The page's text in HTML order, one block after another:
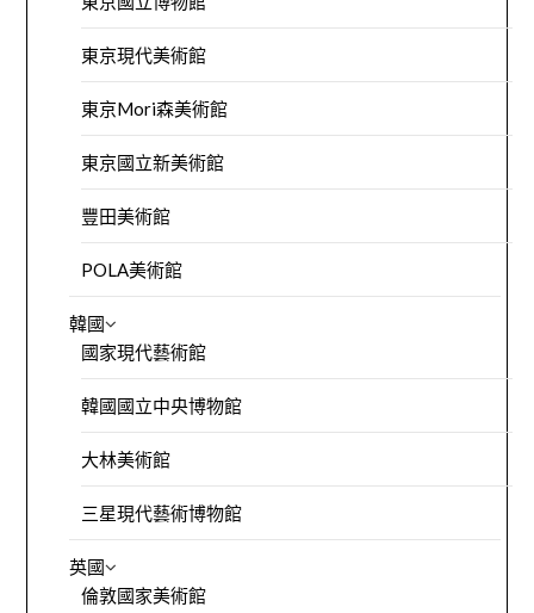
東京現代美術館
東京Mori森美術館
東京國立新美術館
豐田美術館
POLA美術館
韓國
國家現代藝術館
韓國國立中央博物館
大林美術館
三星現代藝術博物館
英國
倫敦國家美術館